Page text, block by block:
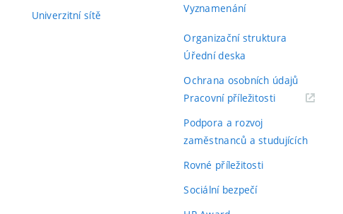
Univerzitní sítě
Vyznamenání
Organizační struktura
Úřední deska
Ochrana osobních údajů
Pracovní příležitosti(externí
Podpora a rozvoj
zaměstnanců a studujících
Rovné příležitosti
Sociální bezpečí